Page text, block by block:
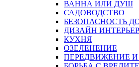
ВАННА ИЛИ ДУШ
САДОВОДСТВО
БЕЗОПАСНОСТЬ
ДИЗАЙН
КУХНЯ
ОЗЕЛЕНЕНИЕ
ПЕРЕДВИЖЕНИЕ И